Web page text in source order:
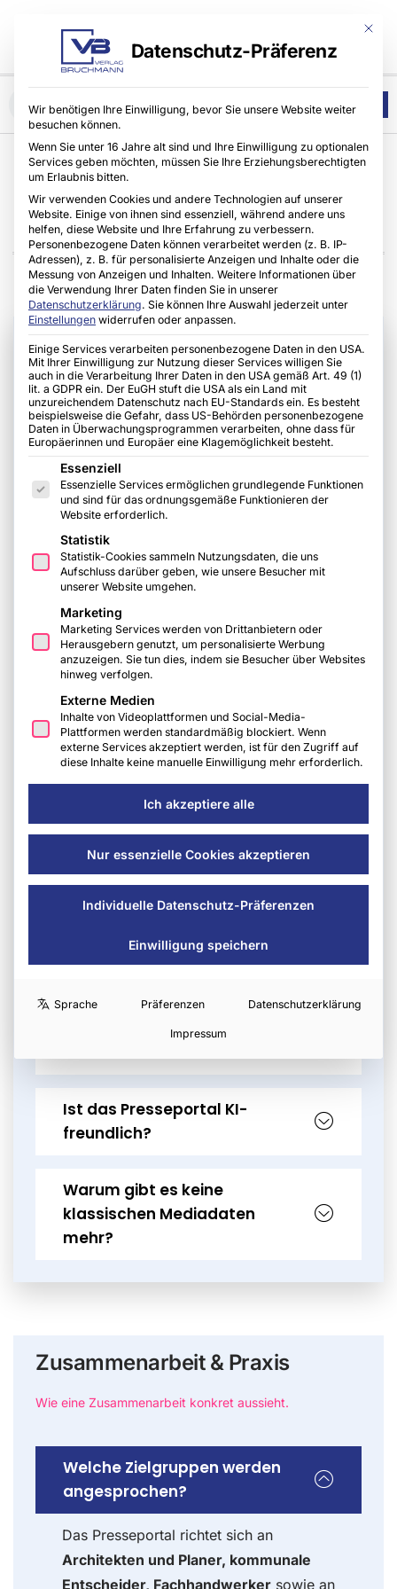
FAQ
Alles, was Sie über das Presseportal Bruchmann wissen sollten.
Klare Antworten auf die wichtigsten Fragen.
Grundlagen & Modell
Was das Presseportal ist und wie es
funktioniert.
Was ist das Presseportal
Bruchmann heute?
Das Presseportal Bruchmann ist eine
strukturierte Branchenplattformfür
Hersteller und Anbieter. Im Fokus stehen
thematische Einordnung, Sichtbarkeit im
fachlichen Kontext und
Anschlussfähigkeit, nicht klassische
Werbung, Reichweitenversprechen oder
Klickzahlen.
Was bedeutet ein
Gruppeneintrag konkret?
Pressemitteilungen?
Welche Rolle spielt die Website
in diesem Modell?
Welche Rolle spielen LinkedIn
Ist das Presseportal KI-
freundlich?
Warum gibt es keine
klassischen Mediadaten
mehr?
Zusammenarbeit & Praxis
Wie eine Zusammenarbeit konkret aussieht.
Welche Zielgruppen werden
angesprochen?
Das Presseportal richtet sich an
Architekten und Planer, kommunale
Entscheider, Fachhandwerker sowie an
Mit
Datenschutz-Präferenz
Wir benötigen Ihre Einwilligung, bevor Sie unsere Website weiter
besuchen können.
Wenn Sie unter 16 Jahre alt sind und Ihre Einwilligung zu optionalen
Services geben möchten, müssen Sie Ihre Erziehungsberechtigten
um Erlaubnis bitten.
Wir verwenden Cookies und andere Technologien auf unserer
Website. Einige von ihnen sind essenziell, während andere uns
helfen, diese Website und Ihre Erfahrung zu verbessern.
Personenbezogene Daten können verarbeitet werden (z. B. IP-
Adressen), z. B. für personalisierte Anzeigen und Inhalte oder die
Messung von Anzeigen und Inhalten. Weitere Informationen über
die Verwendung Ihrer Daten finden Sie in unserer
Datenschutzerklärung. Sie können Ihre Auswahl jederzeit unter
Einstellungen widerrufen oder anpassen.
Einige Services verarbeiten personenbezogene Daten in den USA.
Mit Ihrer Einwilligung zur Nutzung dieser Services willigen Sie
auch in die Verarbeitung Ihrer Daten in den USA gemäß Art. 49 (1)
lit. a GDPR ein. Der EuGH stuft die USA als ein Land mit
unzureichendem Datenschutz nach EU-Standards ein. Es besteht
beispielsweise die Gefahr, dass US-Behörden personenbezogene
Daten in Überwachungsprogrammen verarbeiten, ohne dass für
Europäerinnen und Europäer eine Klagemöglichkeit besteht.
Es folgt eine Liste der Service-Gruppen, für die eine
Essenziell
Essenzielle Services ermöglichen grundlegende Funktionen
und sind für das ordnungsgemäße Funktionieren der
Website erforderlich.
Statistik
Statistik-Cookies sammeln Nutzungsdaten, die uns
Aufschluss darüber geben, wie unsere Besucher mit
unserer Website umgehen.
Marketing
Marketing Services werden von Drittanbietern oder
Herausgebern genutzt, um personalisierte Werbung
anzuzeigen. Sie tun dies, indem sie Besucher über Websites
hinweg verfolgen.
Externe Medien
Inhalte von Videoplattformen und Social-Media-
Plattformen werden standardmäßig blockiert. Wenn
externe Services akzeptiert werden, ist für den Zugriff auf
diese Inhalte keine manuelle Einwilligung mehr erforderlich.
Ich akzeptiere alle
Nur essenzielle Cookies akzeptieren
Individuelle Datenschutz-Präferenzen
Einwilligung speichern
Sprache Präferenzen Datenschutzerklärung
Impressum